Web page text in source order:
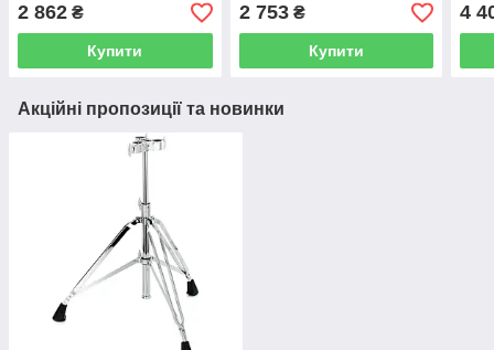
2 862 ₴
Купити
2 753₴
Купити
4
Акційні пропозиції та новинки